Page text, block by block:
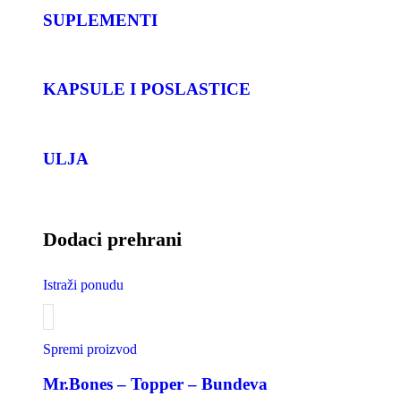
SUPLEMENTI
KAPSULE I POSLASTICE
ULJA
Dodaci prehrani
Istraži ponudu
Spremi proizvod
Mr.Bones – Topper – Bundeva